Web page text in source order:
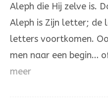
Aleph die Hij zelve is.
Aleph is Zijn letter;
letters voortkomen.
men naar een begin…
meer: